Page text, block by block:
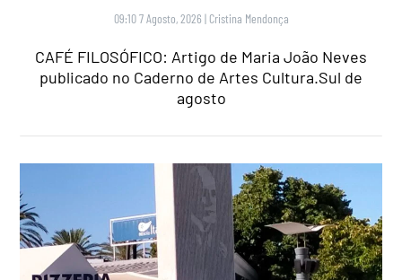
09:10 7 Agosto, 2026 | Cristina Mendonça
CAFÉ FILOSÓFICO: Artigo de Maria João Neves
publicado no Caderno de Artes Cultura.Sul de
agosto